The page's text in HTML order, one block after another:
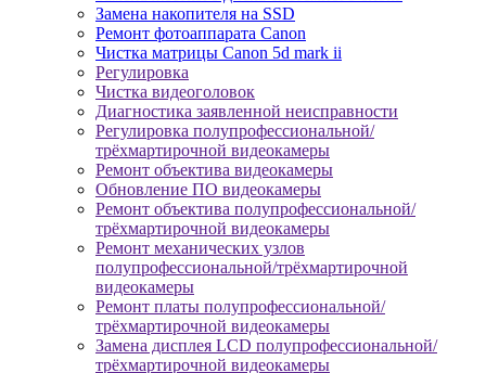
Замена накопителя на SSD
Ремонт фотоаппарата Canon
Чистка матрицы Canon 5d mark ii
Регулировка
Чистка видеоголовок
Диагностика заявленной неисправности
Регулировка полупрофессиональной/
трёхмартирочной видеокамеры
Ремонт объектива видеокамеры
Обновление ПО видеокамеры
Ремонт объектива полупрофессиональной/
трёхмартирочной видеокамеры
Ремонт механических узлов
полупрофессиональной/трёхмартирочной
видеокамеры
Ремонт платы полупрофессиональной/
трёхмартирочной видеокамеры
Замена дисплея LCD полупрофессиональной/
трёхмартирочной видеокамеры